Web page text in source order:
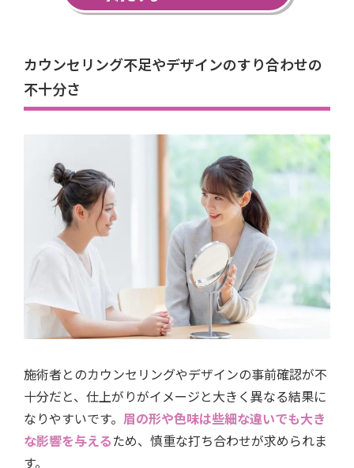
カウンセリング不足やデザインのすり合わせの
不十分さ
施術者とのカウンセリングやデザインの事前確認が不
十分だと、仕上がりがイメージと大きく異なる結果に
なりやすいです。 眉の形や色味は些細な違いでも大き
な影響を与えるため、慎重な打ち合わせが求められま
す。